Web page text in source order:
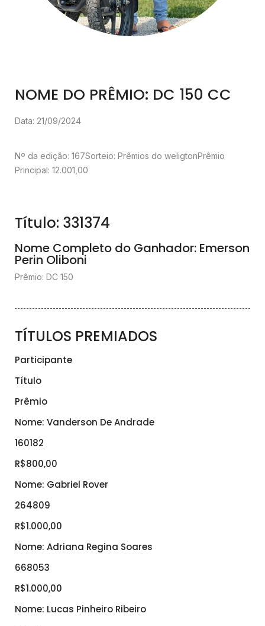
NOME DO PRÊMIO: DC 150 CC
Data: 21/09/2024
Nº da edição: 167Sorteio: Prêmios do weligtonPrêmio
Principal: 12.001,00
Título: 331374
Nome Completo do Ganhador: Emerson
Perin Oliboni
Prêmio: DC 150
TÍTULOS PREMIADOS
Participante
Título
Prêmio
Nome: Vanderson De Andrade
160182
R$800,00
Nome: Gabriel Rover
264809
R$1.000,00
Nome: Adriana Regina Soares
668053
R$1.000,00
Nome: Lucas Pinheiro Ribeiro